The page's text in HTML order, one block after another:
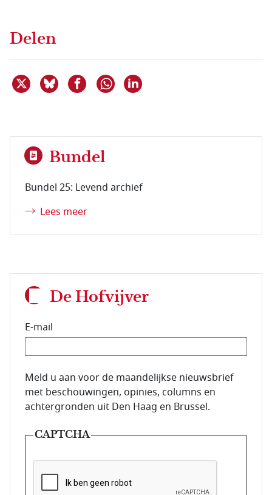
Delen
Deel dit item op X
Deel dit item op Bluesky
Deel dit item op Facebook
Delen via WhatsApp
Bundel
Bundel 25: Levend archief
Lees meer
De Hofvijver
E-mail
E-mailadres van de abonnee.
Meld u aan voor de maandelijkse nieuwsbrief
met beschouwingen, opinies, columns en
achtergronden uit Den Haag en Brussel.
CAPTCHA